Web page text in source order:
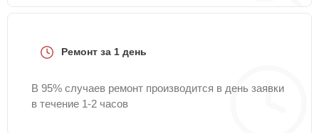
Ремонт за 1 день
В 95% случаев ремонт производится в день заявки
в течение 1-2 часов